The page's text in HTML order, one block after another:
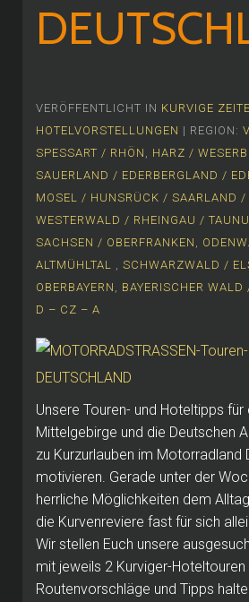
VERÖFFENTLICHT IN KURVIGE
HOTELVORSTELLUNGEN | REGION:
SPESSART / RHÖN , HARZ /
SAUERLAND / EDERBERGLAND /
MOSEL / HUNSRÜCK / SAARLAND /
WESTERWALD / RHEINGAU /
SACHSEN / OBERFRANKEN ,
ALTMÜHLTAL , SCHWARZWALD /
OBERBAYERN , BAYERISCHER
D – CZ – A
Unsere Touren- und Hoteltipps
Mittelgebirge und die Deutschen
zu Kurzurlauben im Motorradland
motivieren. Gerade unter der
herrliche Möglichkeiten dem
die Kurvenreviere fast für sich
Wir stellen Euch unsere
mit jeweils 2 Kurviger-
Routenvorschläge und Tipps